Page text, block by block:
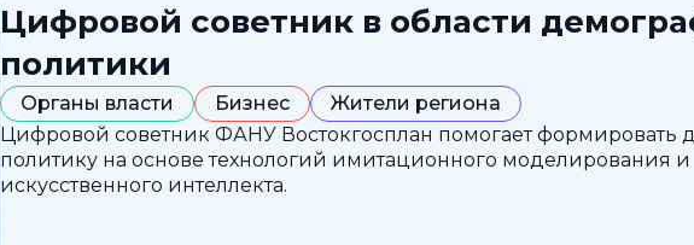
Цифровой советник в области
политики
Органы власти Бизнес
Жители региона
Цифровой советник ФАНУ Востокгосплан помогает формировать
политику на основе технологий имитационного моделирования и
искусственного интеллекта.